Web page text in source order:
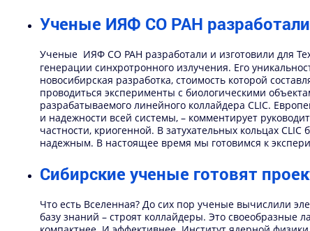
Ученые ИЯФ СО РАН разработали
Ученые ИЯФ СО РАН разработали и изготовили для
генерации синхротронного излучения. Его
новосибирская разработка, стоимость которой
проводиться эксперименты с биологическими
разрабатываемого линейного коллайдера CLIC.
и надежности всей системы, – комментирует
частности, криогенной. В затухательных кольцах
надежным. В настоящее время мы готовимся к
Сибирские ученые готовят
Что есть Вселенная? До сих пор ученые вычислили
базу знаний – строят коллайдеры. Это своеобразные